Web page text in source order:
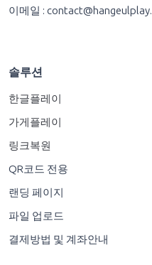
이메일 :
솔루션
한글플레이
가게플레이
링크복원
QR코드 전용
랜딩 페이지
파일 업로드
결제방법 및 계좌안내